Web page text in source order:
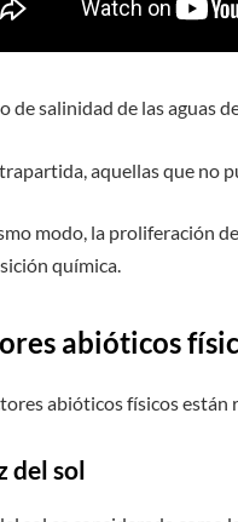
de salinidad de las aguas
aquellas que no
modo, la proliferación
química.
abióticos
abióticos físicos están
del sol